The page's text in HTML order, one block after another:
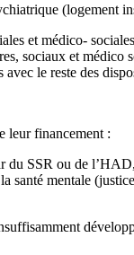
(logement
et médico-
sociaux et médico
le reste des
leur financement :
du SSR ou de l’HAD,
santé mentale